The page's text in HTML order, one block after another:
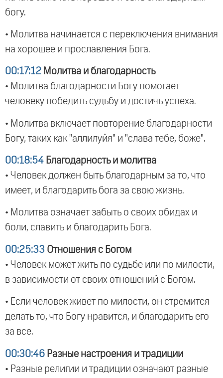
богу.
• Молитва начинается с переключения внимания
на хорошее и прославления Бога.
00:17:12 Молитва и благодарность
• Молитва благодарности Богу помогает
человеку победить судьбу и достичь успеха.
• Молитва включает повторение благодарности
Богу, таких как "аллилуйя" и "слава тебе, боже".
00:18:54 Благодарность и молитва
• Человек должен быть благодарным за то, что
имеет, и благодарить бога за свою жизнь.
• Молитва означает забыть о своих обидах и
боли, славить и благодарить Бога.
00:25:33 Отношения с Богом
• Человек может жить по судьбе или по милости,
в зависимости от своих отношений с Богом.
• Если человек живет по милости, он стремится
делать то, что Богу нравится, и благодарить его
за все.
00:30:46 Разные настроения и традиции
• Разные религии и традиции означают разные